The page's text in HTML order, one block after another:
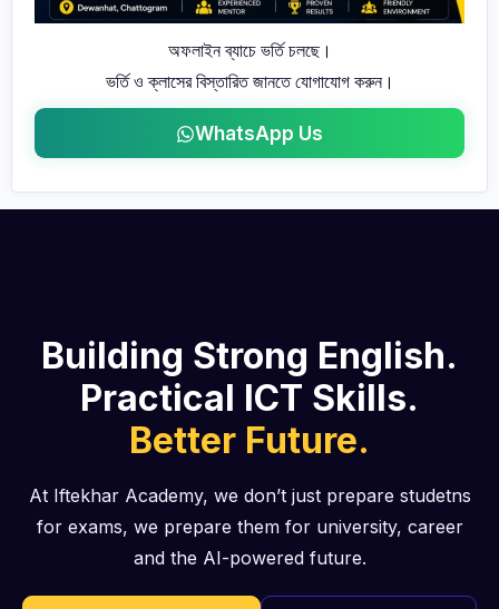
অফলাইন ব্যাচে ভর্তি চলছে।
ভর্তি ও ক্লাসের বিস্তারিত জানতে যোগাযোগ করুন।
WhatsApp Us
Building Strong English.
Practical ICT Skills.
Better Future.
At Iftekhar Academy, we don’t just prepare studetns
for exams, we prepare them for university, career
and the AI-powered future.